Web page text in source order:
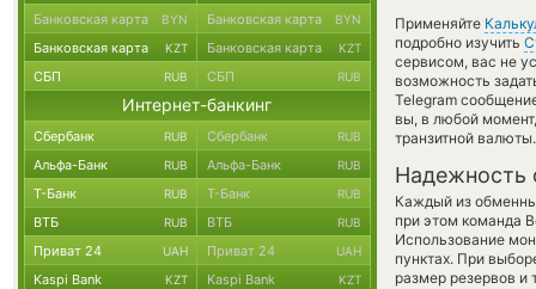
Применяйте
подробно изучить
сервисом, вас не
возможность
Telegram
вы, в любой
транзитной валюты.
Надежность
Каждый из
при этом команда
Использование
пунктах. При
размер резервов и
Банковская карта BYN Банковская карта BYN
Банковская карта KZT Банковская карта KZT
СБП RUB СБП RUB
Интернет-банкинг
Сбербанк RUB Сбербанк RUB
Альфа-Банк RUB Альфа-Банк RUB
Т-Банк RUB Т-Банк RUB
ВТБ RUB ВТБ RUB
Приват 24 UAH Приват 24 UAH
Kaspi Bank KZT Kaspi Bank KZT